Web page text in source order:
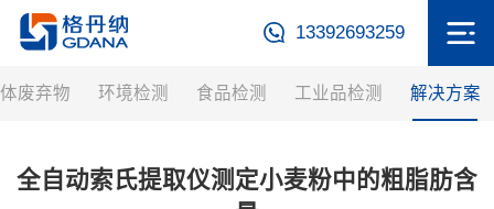
13392693259
废弃物 环境检测 食品检测 工业品检测 解决方案
全自动索氏提取仪测定小麦粉中的粗脂肪含